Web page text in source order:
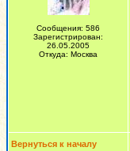
Сообщения: 586
Зарегистрирован:
26.05.2005
Откуда: Москва
Вернуться к началу